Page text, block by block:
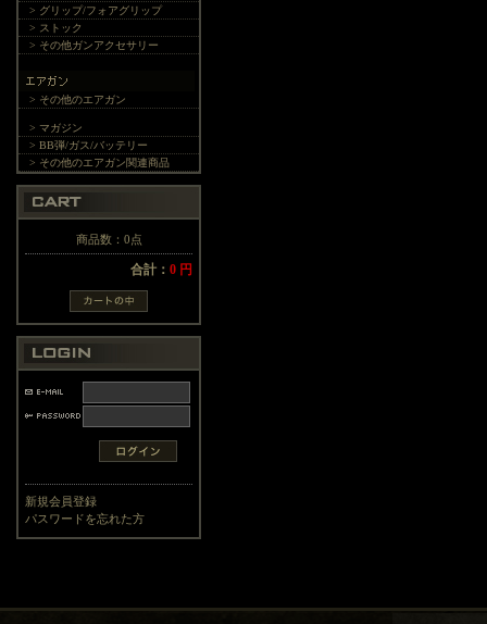
> グリップ/フォアグリップ
> ストック
> その他ガンアクセサリー
> その他のエアガン
> マガジン
> BB弾/ガス/バッテリー
> その他のエアガン関連商品
商品数：0点
合計： 0 円
新規会員登録
パスワードを忘れた方